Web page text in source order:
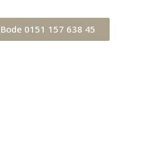
0151 157 638 45